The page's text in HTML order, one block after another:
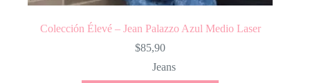
Colección Élevé – Jean Palazzo Azul Medio Laser
$85,90
Jeans